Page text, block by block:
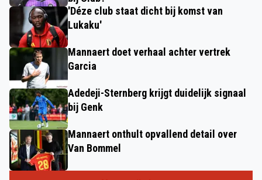
'Déze club staat dicht bij komst van
Lukaku'
Mannaert doet verhaal achter vertrek
Garcia
Adedeji-Sternberg krijgt duidelijk signaal
bij Genk
Mannaert onthult opvallend detail over
Van Bommel